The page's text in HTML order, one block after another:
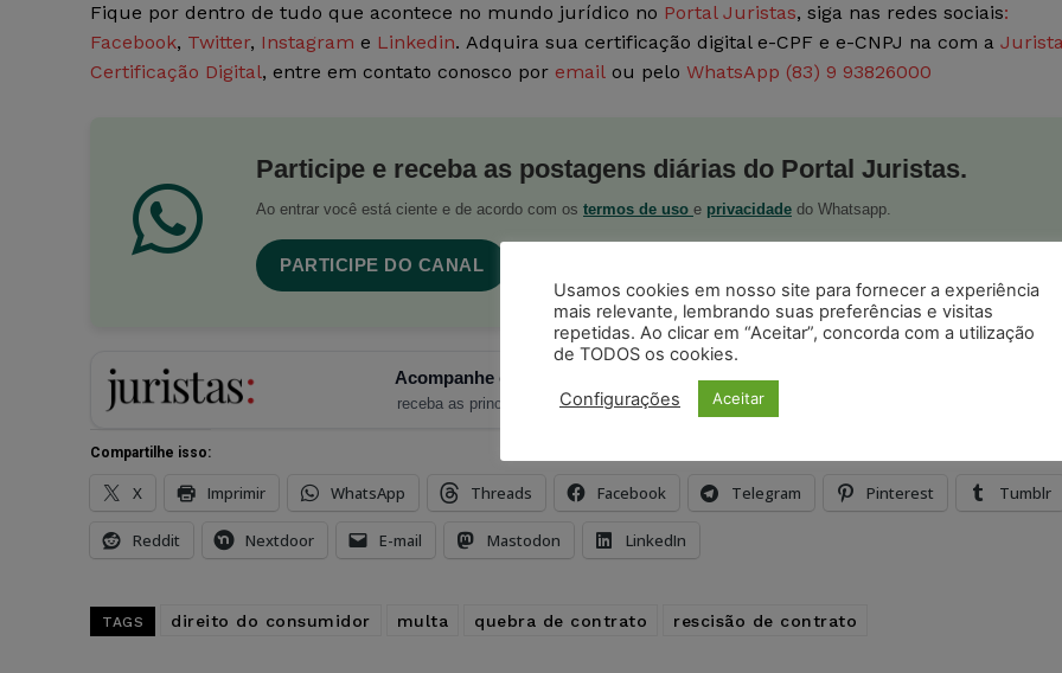
Fique por dentro de tudo que acontece no mundo jurídico no Portal Juristas, siga nas redes sociais:
Facebook, Twitter, Instagram e Linkedin. Adquira sua certificação digital e-CPF e e-CNPJ na com a
Certificação Digital, entre em contato conosco por email ou pelo WhatsApp (83) 9 93826000
Participe e receba as postagens diárias do Portal Juristas.
Ao entrar você está ciente e de acordo com os termos de uso e privacidade do Whatsapp.
PARTICIPE DO CANAL
Acompanhe o Juristas no Google News
receba as principais notícias jurídicas do Brasil
Compartilhe isso:
X Imprimir WhatsApp Threads Facebook Telegram Pinterest Tumblr
Reddit Nextdoor E-mail Mastodon LinkedIn
TAGS direito do consumidor multa quebra de contrato rescisão de contrato
Usamos cookies em nosso site para fornecer a experiência
mais relevante, lembrando suas preferências e visitas
repetidas. Ao clicar em “Aceitar”, concorda com a utilização
de TODOS os cookies.
Configurações Aceitar